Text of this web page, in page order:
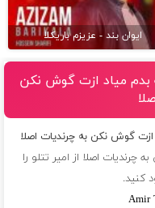
ایوان بند - عزیزم باریکلا
بدم میاد ازت گوش نکن
ازت گوش نکن به چرندیات اصلا
چرندیات اصلا از امیر تتلو را
کنید.
Amir